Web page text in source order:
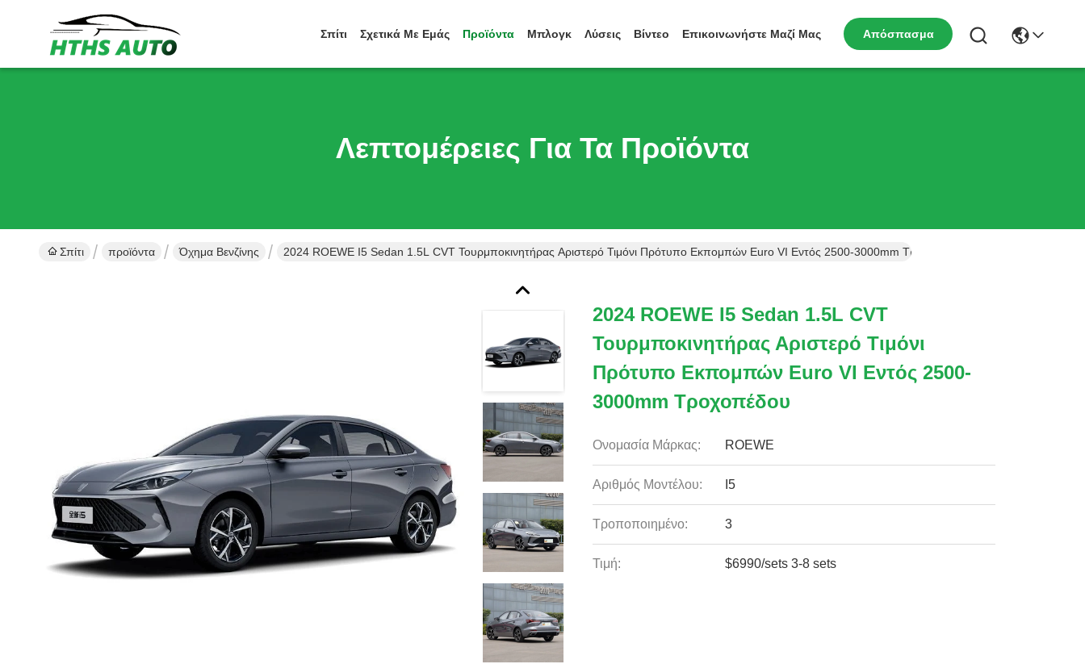
Σπίτι Σχετικά Με Εμάς Προϊόντα Μπλογκ Λύσεις Βίντεο Επικοινωνήστε Μαζί Μας Απόσπασμα
Λεπτομέρειες Για Τα Προϊόντα
Σπίτι προϊόντα Όχημα Βενζίνης 2024 ROEWE I5 Sedan 1.5L CVT Τουρμποκινητήρας Αριστερό Τιμόνι Πρότυπο Εκπομπών Euro VI Εντός 2500-3000mm Τροχοπέδου
2024 ROEWE I5 Sedan 1.5L CVT
Τουρμποκινητήρας Αριστερό Τιμόνι
Πρότυπο Εκπομπών Euro VI Εντός 2500-
3000mm Τροχοπέδου
Ονομασία Μάρκας: ROEWE
Αριθμός Μοντέλου: I5
Τροποποιημένο: 3
Τιμή: $6990/sets 3-8 sets